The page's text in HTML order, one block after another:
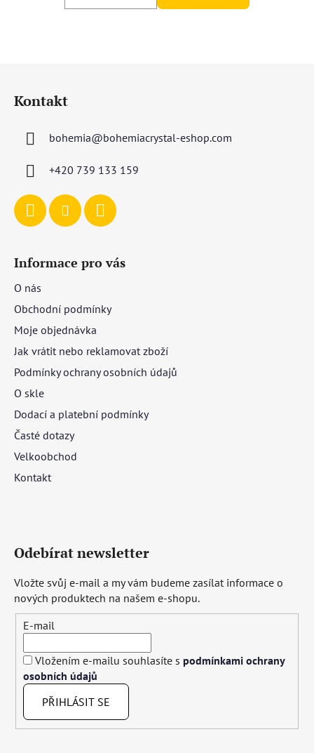
Kontakt
bohemia@bohemiacrystal-eshop.com
+420 739 133 159
Informace pro vás
O nás
Obchodní podmínky
Moje objednávka
Jak vrátit nebo reklamovat zboží
Podmínky ochrany osobních údajů
O skle
Dodací a platební podmínky
Časté dotazy
Velkoobchod
Kontakt
Odebírat newsletter
Vložte svůj e-mail a my vám budeme zasílat informace o
nových produktech na našem e-shopu.
E-mail
Vložením e-mailu souhlasíte s podmínkami ochrany
osobních údajů
PŘIHLÁSIT SE